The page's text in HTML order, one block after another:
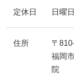
定休日 日曜
住所
〒
福岡
院